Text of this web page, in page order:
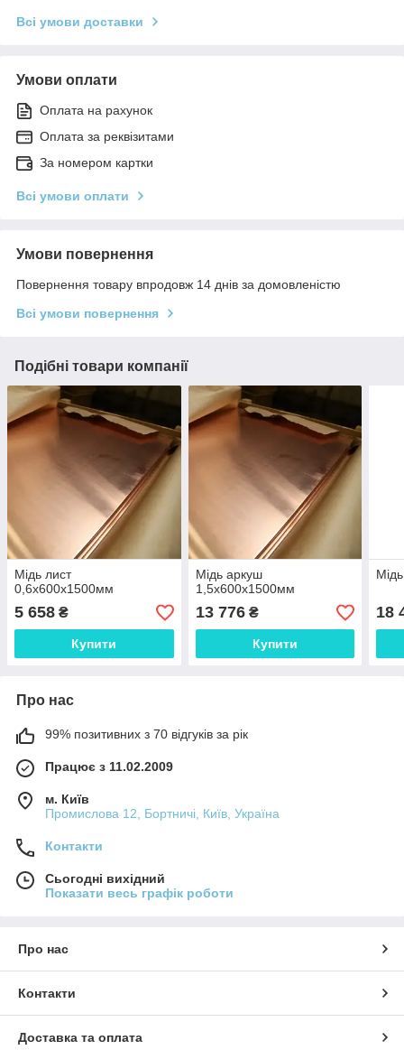
Всі умови доставки
Умови оплати
Оплата на рахунок
Оплата за реквізитами
За номером картки
Всі умови оплати
Умови повернення
Повернення товару впродовж 14 днів за домовленістю
Всі умови повернення
Подібні товари компанії
Мідь лист
0,6х600х1500мм
5 658 ₴
Купити
Мідь аркуш
1,5х600х1500мм
13 776₴
Купити
18
Про нас
99% позитивних з 70 відгуків за рік
Працює з 11.02.2009
м. Київ
Промислова 12, Бортничі, Київ, Україна
Контакти
Сьогодні вихідний
Показати весь графік роботи
Про нас
Контакти
Доставка та оплата